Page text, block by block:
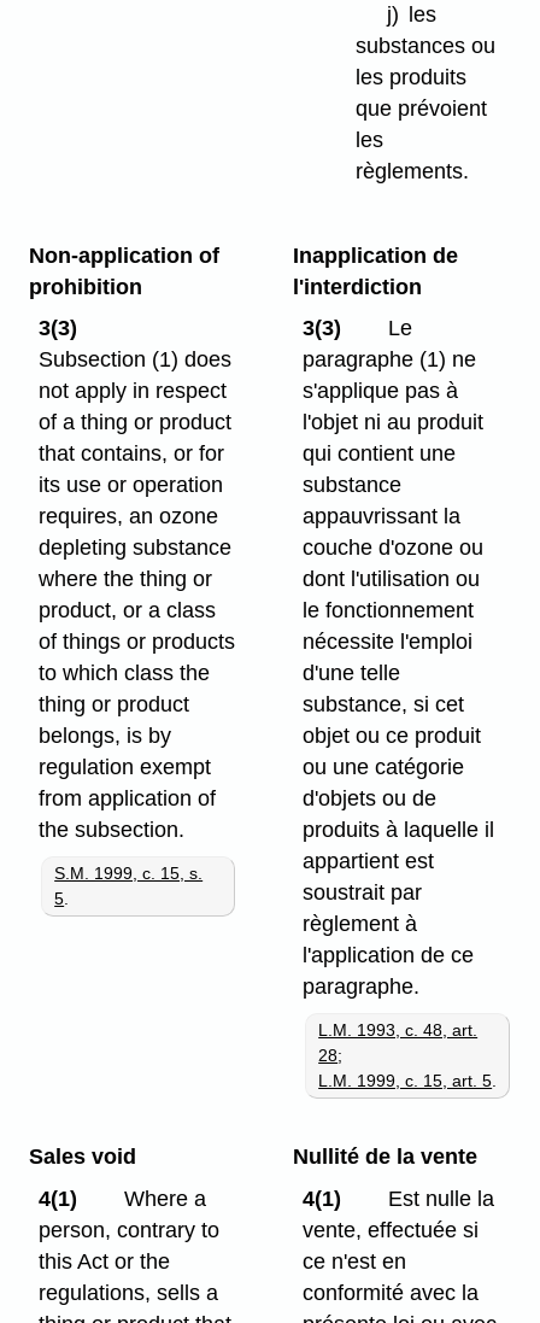
j) les
substances ou
les produits
que prévoient
les
règlements.
Non-application of
prohibition
3(3)
Subsection (1) does
not apply in respect
of a thing or product
that contains, or for
its use or operation
requires, an ozone
depleting substance
where the thing or
product, or a class
of things or products
to which class the
thing or product
belongs, is by
regulation exempt
from application of
the subsection.
S.M. 1999, c. 15, s.
5.
Inapplication de
l'interdiction
3(3)
Le
paragraphe (1) ne
s'applique pas à
l'objet ni au produit
qui contient une
substance
appauvrissant la
couche d'ozone ou
dont l'utilisation ou
le fonctionnement
nécessite l'emploi
d'une telle
substance, si cet
objet ou ce produit
ou une catégorie
d'objets ou de
produits à laquelle il
appartient est
soustrait par
règlement à
l'application de ce
paragraphe.
L.M. 1993, c. 48, art.
28;
L.M. 1999, c. 15, art. 5.
Sales void
4(1)
Where a
person, contrary to
this Act or the
regulations, sells a
Nullité de la vente
4(1)
Est nulle la
vente, effectuée si
ce n'est en
conformité avec la